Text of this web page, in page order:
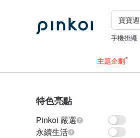
手機掛繩
主題企劃
特色亮點
Pinkoi 嚴選
永續生活